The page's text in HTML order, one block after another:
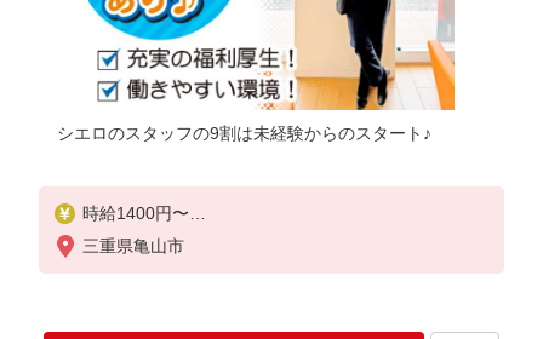
シエロのスタッフの9割は未経験からのスタート♪
時給1400円〜
※残業代支給
★交通費別途支給（規定あり）
入社祝い金10万円支給(規定有)
三重県亀山市